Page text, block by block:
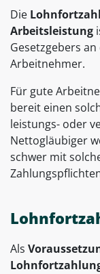
Die
Arbeitsleistung
Gesetzgebers
Arbeitnehmer.
Für gute
bereit einen
leistungs- oder
Nettogläubiger
schwer mit
Als